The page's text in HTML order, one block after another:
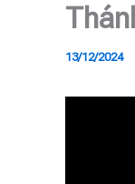
13/12/2024